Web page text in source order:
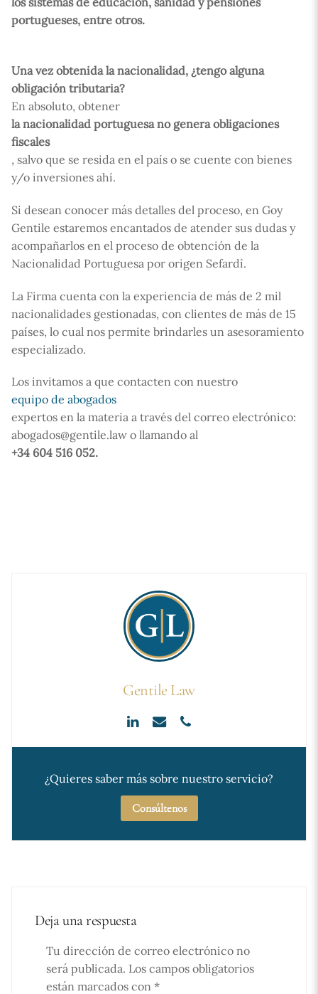
portugueses, entre otros.
Una vez obtenida la nacionalidad, ¿tengo alguna
obligación tributaria?
En absoluto, obtener
la nacionalidad portuguesa no genera obligaciones
fiscales
, salvo que se resida en el país o se cuente con bienes
y/o inversiones ahí.
Si desean conocer más detalles del proceso, en Goy
Gentile estaremos encantados de atender sus dudas y
acompañarlos en el proceso de obtención de la
Nacionalidad Portuguesa por origen Sefardí.
La Firma cuenta con la experiencia de más de 2 mil
nacionalidades gestionadas, con clientes de más de 15
países, lo cual nos permite brindarles un asesoramiento
especializado.
Los invitamos a que contacten con nuestro
equipo de abogados
expertos en la materia a través del correo electrónico:
abogados@gentile.law o llamando al
+34 604 516 052.
Gentile Law
¿Quieres saber más sobre nuestro servicio?
Consúltenos
Deja una respuesta
Tu dirección de correo electrónico no
será publicada. Los campos obligatorios
están marcados con *